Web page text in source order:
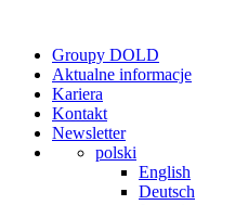
Groupy DOLD
Aktualne informacje
Kariera
Kontakt
Newsletter
polski
English
Deutsch